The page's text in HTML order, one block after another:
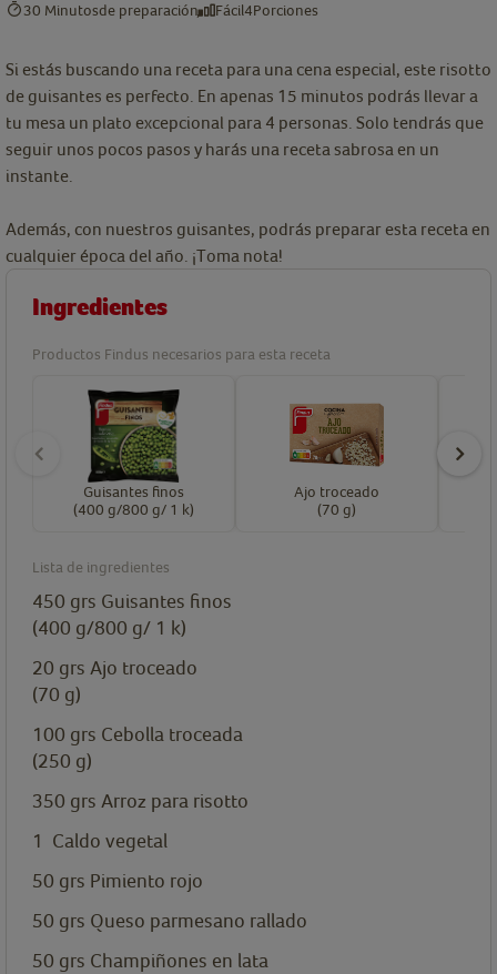
30 Minutosde preparación Fácil4Porciones
Si estás buscando una receta para una cena especial, este risotto
de guisantes es perfecto. En apenas 15 minutos podrás llevar a
tu mesa un plato excepcional para 4 personas. Solo tendrás que
seguir unos pocos pasos y harás una receta sabrosa en un
instante.
Además, con nuestros guisantes, podrás preparar esta receta en
cualquier época del año. ¡Toma nota!
Ingredientes
Productos Findus necesarios para esta receta
Guisantes finos
(400 g/800 g/ 1 k)
Ajo troceado
(70 g)
Lista de ingredientes
450 grs Guisantes finos
(400 g/800 g/ 1 k)
20 grs Ajo troceado
(70 g)
100 grs Cebolla troceada
(250 g)
350 grs Arroz para risotto
1 Caldo vegetal
50 grs Pimiento rojo
50 grs Queso parmesano rallado
50 grs Champiñones en lata